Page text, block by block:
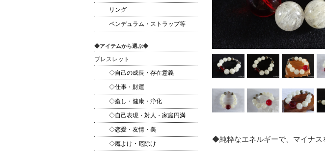
◆純粋なエネルギーで、マイナ
リング
ペンデュラム・ストラップ等
◆アイテムから選ぶ◆
ブレスレット
◇自己の成長・存在意義
◇仕事・財運
◇癒し・健康・浄化
◇自己表現・対人・家庭円満
◇恋愛・友情・美
◇魔よけ・厄除け